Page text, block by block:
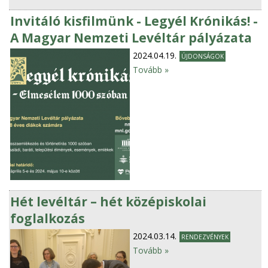
Invitáló kisfilmünk - Legyél Krónikás! -
A Magyar Nemzeti Levéltár pályázata
2024.04.19. ÚJDONSÁGOK
Tovább »
Hét levéltár – hét középiskolai
foglalkozás
2024.03.14. RENDEZVÉNYEK
Tovább »